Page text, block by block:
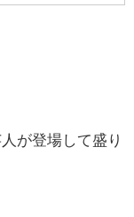
が登場して盛り